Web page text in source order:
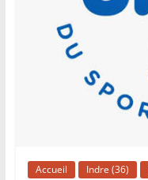
Accueil Indre (36)